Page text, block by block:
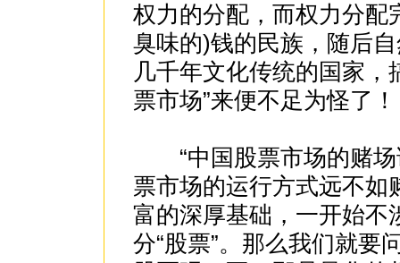
权力的分配，而权力分配
臭味的)钱的民族，随后
几千年文化传统的国家，
票市场”来便不足为怪了！
“中国股票市场的赌场
票市场的运行方式远不如
富的深厚基础，一开始不
分“股票”。那么我们就要